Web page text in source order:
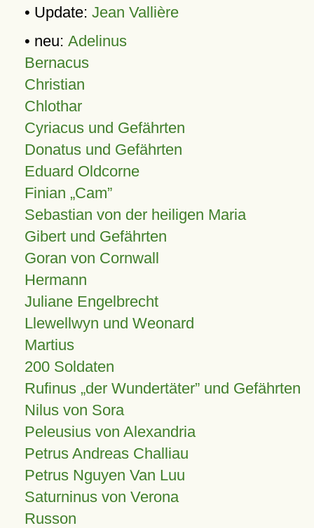
• Update: Jean Vallière
• neu: Adelinus
Bernacus
Christian
Chlothar
Cyriacus und Gefährten
Donatus und Gefährten
Eduard Oldcorne
Finian Cam
Sebastian von der heiligen Maria
Gibert und Gefährten
Goran von Cornwall
Hermann
Juliane Engelbrecht
Llewellwyn und Weonard
Martius
200 Soldaten
Rufinus „der Wundertäter” und Gefährten
Nilus von Sora
Peleusius von Alexandria
Petrus Andreas Challiau
Petrus Nguyen Van Luu
Saturninus von Verona
Russon